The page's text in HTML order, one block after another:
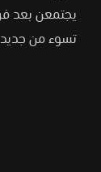
يجتمعن بعد
تسوء من